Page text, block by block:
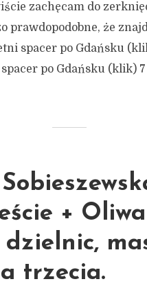
zachęcam do
prawdopodobne, że
spacer po Gdańsku
po Gdańsku (klik)
+
dzielnic,
trzecia.